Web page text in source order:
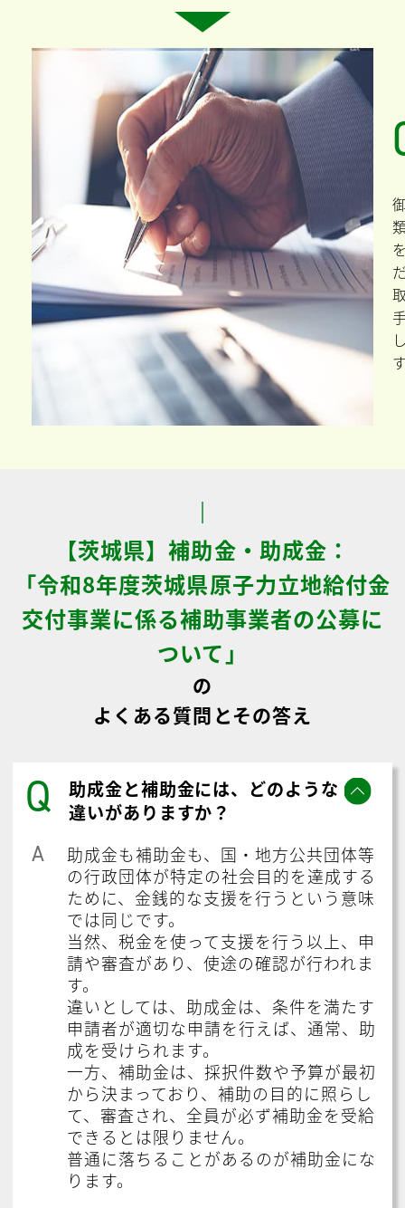
【茨城県】補助金・助成金：
「令和8年度茨城県原子力立地給付金
交付事業に係る補助事業者の公募に
ついて」
の
よくある質問とその答え
Q
助成金と補助金には、どのような
違いがありますか？
A
助成金も補助金も、国・地方公共団体等
の行政団体が特定の社会目的を達成する
ために、金銭的な支援を行うという意味
では同じです。
当然、税金を使って支援を行う以上、申
請や審査があり、使途の確認が行われま
す。
違いとしては、助成金は、条件を満たす
申請者が適切な申請を行えば、通常、助
成を受けられます。
一方、補助金は、採択件数や予算が最初
から決まっており、補助の目的に照らし
て、審査され、全員が必ず補助金を受給
できるとは限りません。
普通に落ちることがあるのが補助金にな
ります。